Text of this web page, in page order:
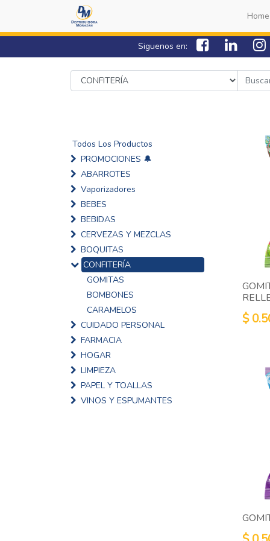
Home
Siguenos en:
Todos Los Productos
PROMOCIONES 🔔
ABARROTES
Vaporizadores
BEBES
BEBIDAS
CERVEZAS Y MEZCLAS
BOQUITAS
CONFITERÍA
GOMITAS
BOMBONES
CARAMELOS
CUIDADO PERSONAL
FARMACIA
HOGAR
LIMPIEZA
PAPEL Y TOALLAS
VINOS Y ESPUMANTES
$